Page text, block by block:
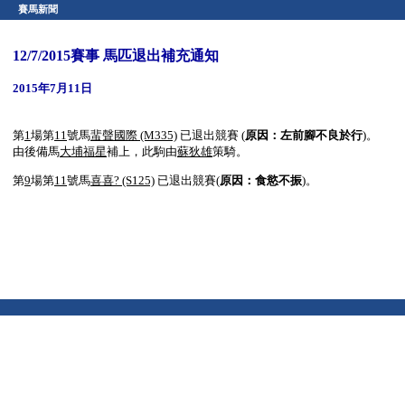
賽馬新聞
12/7/2015賽事 馬匹退出補充通知
2015年7月11日
第1場第11號馬蜚聲國際 (M335) 已退出競賽 (原因： 左前腳不良於行)。
由後備馬大埔福星補上，此駒由蘇狄雄策騎。
第9場第11 號馬喜喜? (S125) 已退出競賽(原因： 食慾不振)。